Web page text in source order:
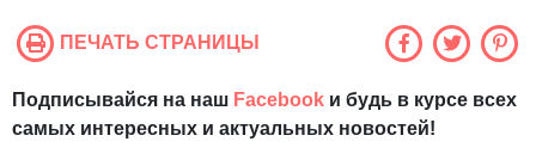
ПЕЧАТЬ СТРАНИЦЫ
Подписывайся на наш Facebook и будь в курсе всех
самых интересных и актуальных новостей!